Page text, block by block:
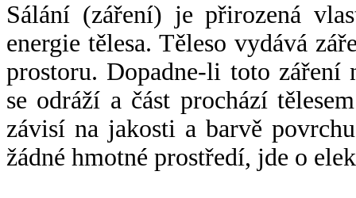
Sálání (záření) je přirozená
energie tělesa. Těleso vydává
prostoru. Dopadne-li toto záření
se odráží a část prochází
závisí na jakosti a barvě
žádné hmotné prostředí, jde o